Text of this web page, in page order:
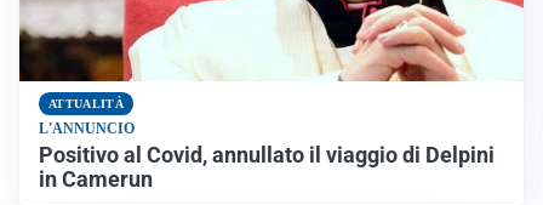
ATTUALITÀ
L'ANNUNCIO
Positivo al Covid, annullato il viaggio di Delpini
in Camerun